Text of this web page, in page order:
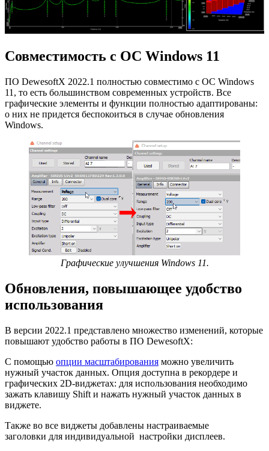
Совместимость с ОС Windows 11
ПО DewesoftX 2022.1 полностью совместимо с ОС Windows
11, то есть большинством современных устройств. Все
графические элементы и функции полностью адаптированы:
о них не придется беспокоиться в случае обновления
Windows.
Графические улучшения Windows 11.
Обновления, повышающее удобство
использования
В версии 2022.1 представлено множество изменений, которые
повышают удобство работы в ПО DewesoftX:
С помощью опции масштабирования можно увеличить
нужный участок данных. Опция доступна в рекордере и
графических 2D-виджетах: для использования необходимо
зажать клавишу Shift и нажать нужный участок данных в
виджете.
Также во все виджеты добавлены настраиваемые
заголовки для индивидуальной настройки дисплеев.